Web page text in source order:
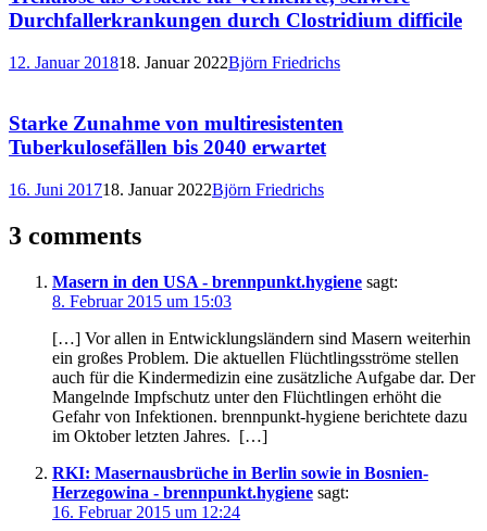
Durchfallerkrankungen durch Clostridium difficile
12. Januar 201818. Januar 2022Björn Friedrichs
Starke Zunahme von multiresistenten
Tuberkulosefällen bis 2040 erwartet
16. Juni 201718. Januar 2022Björn Friedrichs
3 comments
Masern in den USA - brennpunkt.hygiene sagt:
8. Februar 2015 um 15:03
[…] Vor allen in Entwicklungsländern sind Masern weiterhin
ein großes Problem. Die aktuellen Flüchtlingsströme stellen
auch für die Kindermedizin eine zusätzliche Aufgabe dar. Der
Mangelnde Impfschutz unter den Flüchtlingen erhöht die
Gefahr von Infektionen. brennpunkt-hygiene berichtete dazu
im Oktober letzten Jahres. […]
RKI: Masernausbrüche in Berlin sowie in Bosnien-
Herzegowina - brennpunkt.hygiene sagt:
16. Februar 2015 um 12:24